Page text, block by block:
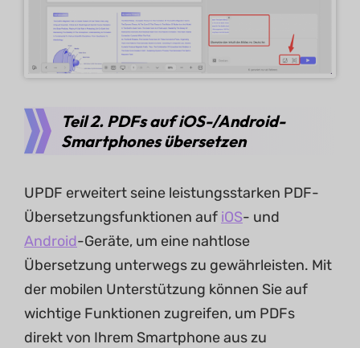
Teil 2. PDFs auf iOS-/Android-
Smartphones übersetzen
UPDF erweitert seine leistungsstarken PDF-
Übersetzungsfunktionen auf iOS- und
Android-Geräte, um eine nahtlose
Übersetzung unterwegs zu gewährleisten. Mit
der mobilen Unterstützung können Sie auf
wichtige Funktionen zugreifen, um PDFs
direkt von Ihrem Smartphone aus zu